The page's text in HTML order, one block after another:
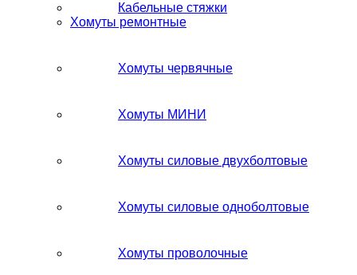
Кабельные стяжки
Хомуты ремонтные
Хомуты червячные
Хомуты МИНИ
Хомуты силовые двухболтовые
Хомуты силовые одноболтовые
Хомуты проволочные